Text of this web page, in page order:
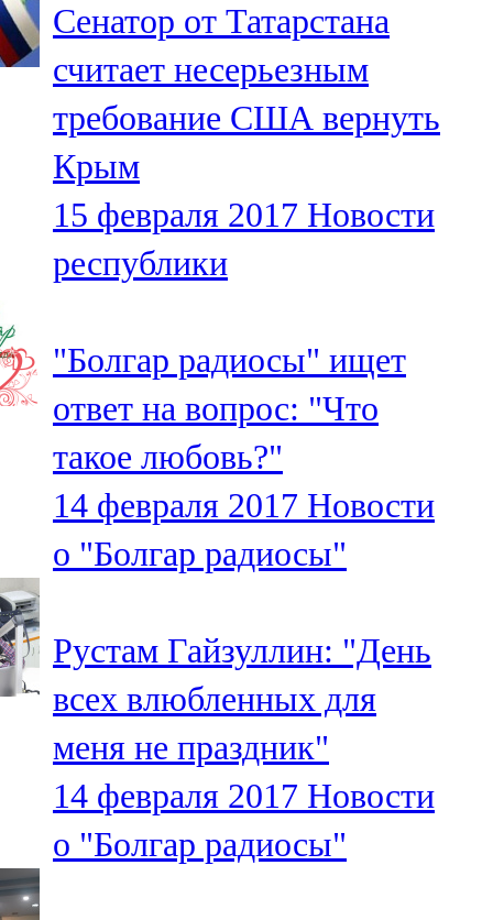
106,1 FM
Кама тамагы
71,51 FM
Кукмара
107,9 FM
Лениногорский
Мамадыш
106,2 FM
Минзәлә
107,3 FM
Мөслим
Нурлат
104,7 FM
Олы Әтнә
71,42 FM
Сарман
Сенатор от Татарстана
считает несерьезным
требование США вернуть
Крым
15 февраля 2017 Новости
республики
"Болгар радиосы" ищет
ответ на вопрос: "Что
такое любовь?"
14 февраля 2017 Новости
о "Болгар радиосы"
Рустам Гайзуллин: "День
всех влюбленных для
меня не праздник"
14 февраля 2017 Новости
о "Болгар радиосы"